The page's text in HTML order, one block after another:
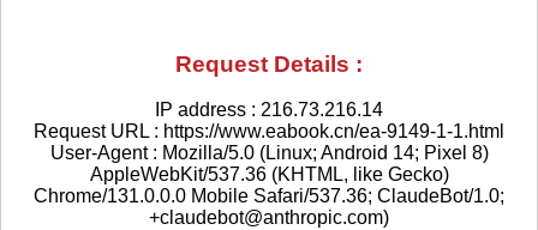
Request Details :
IP address : 216.73.216.14
Request URL : https://www.eabook.cn/ea-9149-1-1.html
User-Agent : Mozilla/5.0 (Linux; Android 14; Pixel 8)
AppleWebKit/537.36 (KHTML, like Gecko)
Chrome/131.0.0.0 Mobile Safari/537.36; ClaudeBot/1.0;
+claudebot@anthropic.com)